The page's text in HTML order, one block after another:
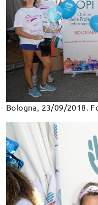
Bologna, 23/09/2018.